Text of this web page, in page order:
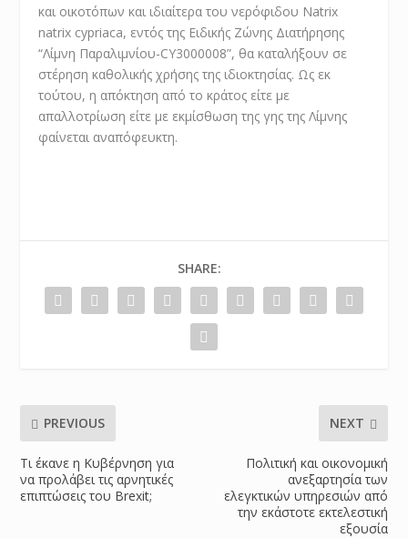
και οικοτόπων και ιδιαίτερα του νερόφιδου Natrix
natrix cypriaca, εντός της Ειδικής Ζώνης Διατήρησης
“Λίμνη Παραλιμνίου-CΥ3000008”, θα καταλήξουν σε
στέρηση καθολικής χρήσης της ιδιοκτησίας. Ως εκ
τούτου, η απόκτηση από το κράτος είτε με
απαλλοτρίωση είτε με εκμίσθωση της γης της Λίμνης
φαίνεται αναπόφευκτη.
SHARE:
PREVIOUS
Τι έκανε η Κυβέρνηση για
να προλάβει τις αρνητικές
επιπτώσεις του Brexit;
NEXT
Πολιτική και οικονομική
ανεξαρτησία των
ελεγκτικών υπηρεσιών από
την εκάστοτε εκτελεστική
εξουσία